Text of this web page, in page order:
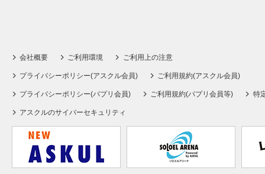
会社概要 ご利用環境 ご利用上の注意
プライバシーポリシー(アスクル会員) ご利用規約(アスクル会員)
プライバシーポリシー(パプリ会員) ご利用規約(パプリ会員等) 特
アスクルのサイバーセキュリティ